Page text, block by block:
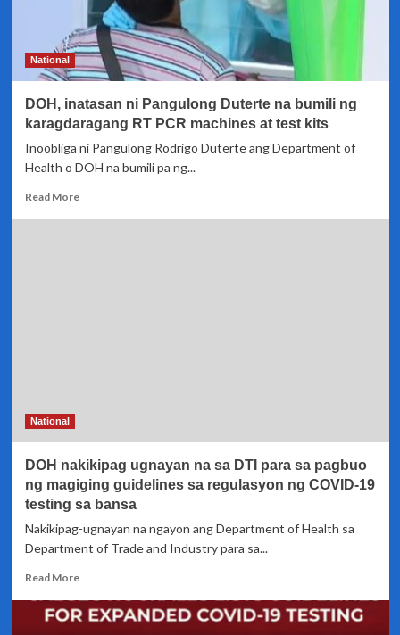
National
DOH, inatasan ni Pangulong Duterte na bumili ng
karagdaragang RT PCR machines at test kits
Inoobliga ni Pangulong Rodrigo Duterte ang Department of
Health o DOH na bumili pa ng...
Read MoreRead
test
kits
National
DOH nakikipag ugnayan na sa DTI para sa pagbuo
ng magiging guidelines sa regulasyon ng COVID-19
testing sa bansa
Nakikipag-ugnayan na ngayon ang Department of Health sa
Department of Trade and Industry para sa...
Read MoreRead
about
DOH